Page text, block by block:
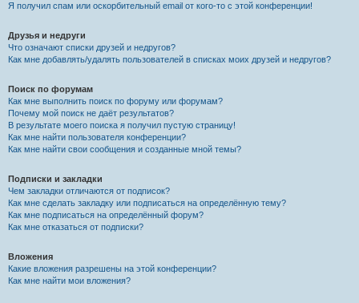
Я получил спам или оскорбительный email от кого-то с этой конференции!
Друзья и недруги
Что означают списки друзей и недругов?
Как мне добавлять/удалять пользователей в списках моих друзей и недругов?
Поиск по форумам
Как мне выполнить поиск по форуму или форумам?
Почему мой поиск не даёт результатов?
В результате моего поиска я получил пустую страницу!
Как мне найти пользователя конференции?
Как мне найти свои сообщения и созданные мной темы?
Подписки и закладки
Чем закладки отличаются от подписок?
Как мне сделать закладку или подписаться на определённую тему?
Как мне подписаться на определённый форум?
Как мне отказаться от подписки?
Вложения
Какие вложения разрешены на этой конференции?
Как мне найти мои вложения?